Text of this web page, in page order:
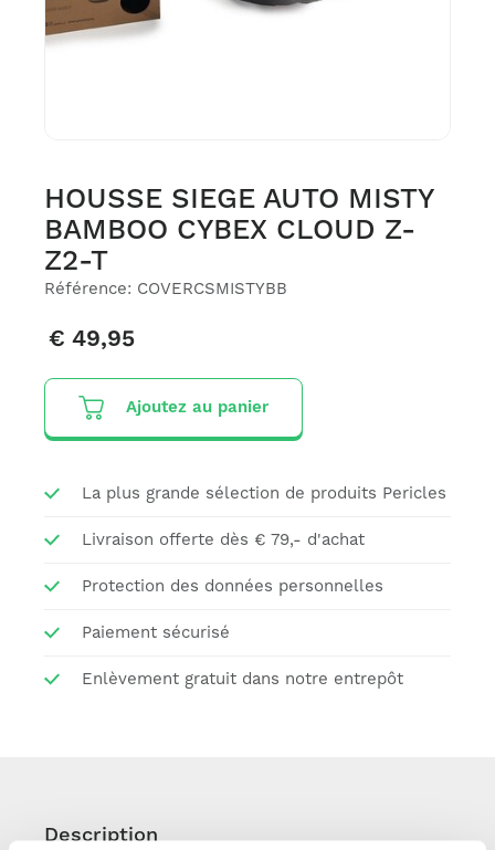
HOUSSE SIEGE AUTO MISTY
BAMBOO CYBEX CLOUD Z-
Z2-T
Référence: COVERCSMISTYBB
€ 49,95
Ajoutez au panier
La plus grande sélection de produits Pericles
Livraison offerte dès € 79,- d'achat
Protection des données personnelles
Paiement sécurisé
Enlèvement gratuit dans notre entrepôt
Description